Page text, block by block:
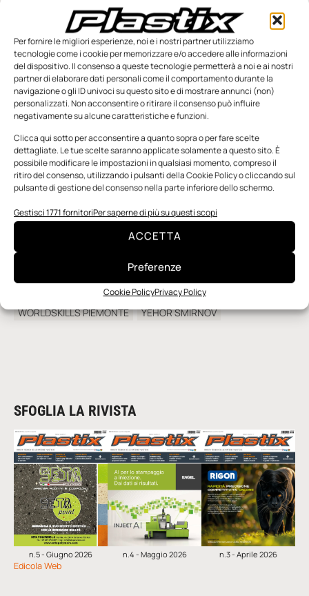
Per fornire le migliori esperienze, noi e i nostri partner utilizziamo
tecnologie come i cookie per memorizzare e/o accedere alle informazioni
del dispositivo. Il consenso a queste tecnologie permetterà a noi e ai nostri
partner di elaborare dati personali come il comportamento durante la
navigazione o gli ID univoci su questo sito e di mostrare annunci (non)
personalizzati. Non acconsentire o ritirare il consenso può influire
negativamente su alcune caratteristiche e funzioni.
Clicca qui sotto per acconsentire a quanto sopra o per fare scelte
dettagliate. Le tue scelte saranno applicate solamente a questo sito. È
possibile modificare le impostazioni in qualsiasi momento, compreso il
ritiro del consenso, utilizzando i pulsanti della Cookie Policy o cliccando sul
pulsante di gestione del consenso nella parte inferiore dello schermo.
Gestisci 1771 fornitoriPer saperne di più su questi scopi
ACCETTA
Preferenze
Cookie PolicyPrivacy Policy
FANUC ACADEMY
FANUC EDUCATION
FANUC ITALIA
FONDAZIONE UCIMU
FORMAZIONE
GABRIELE TELL
GIORGIA CALLIGARIS
GIORGIA FEURRA
IIS MARZOTTO-LUZZATTI
INGEGNERIA ITALIA
IPSIAS DI MARZIO-MICHETTI
ISIS BRIGNOLI-EINAUDI-MARCONI
ISIS DELLA BASSA FRIULANA
ITS LOMBARDIA MECCATRONICA ACADEMY
LIBERA UNIVERSITÀ DI BOLZANO
LORENZO DEL BIONDO
LORENZO FRIGHETTO
LORIS SOLLAZZO
MADE COMPETENCE CENTER I4.0
MARCELLO MADELLA
MOBILITA ITS ACADEMY
OLIMPIADI FANUC 2026
POLITECNICO DI MILANO
WORLDSKILLS ITALY
WORLDSKILLS PIEMONTE
YEHOR SMIRNOV
SFOGLIA LA RIVISTA
n.5 - Giugno 2026 n.4 - Maggio 2026 n.3 - Aprile 2026
Edicola Web